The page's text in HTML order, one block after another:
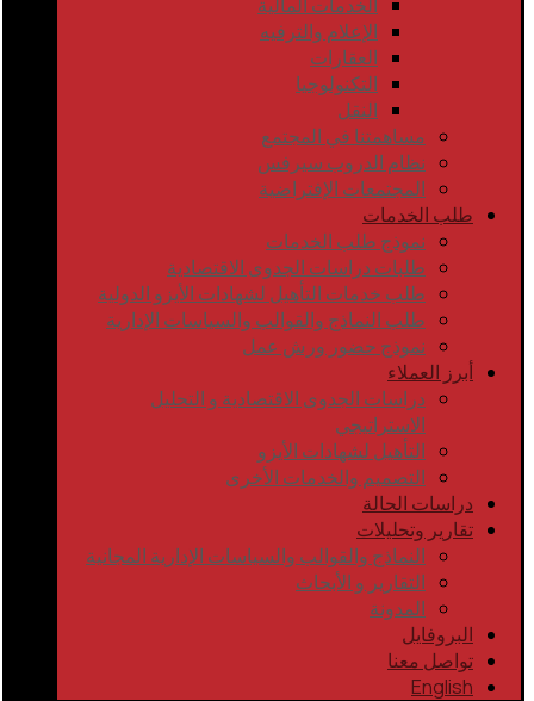
الإعلام والترفيه
العقارات
التكنولوجيا
النقل
مساهمتنا في المجتمع
نظام الدروب سيرفس
المجتمعات الإفتراضية
طلب الخدمات
نموذج طلب الخدمات
طلبات دراسات الجدوى الاقتصادية
طلب خدمات التأهيل لشهادات الأيزو الدولية
طلب النماذج والقوالب والسياسات الإدارية
نموذج حضور ورش عمل
أبرز العملاء
دراسات الجدوى الاقتصادية و التحليل
الاستراتيجي
التأهيل لشهادات الأيزو
التصميم والخدمات الأخرى
دراسات الحالة
تقارير وتحليلات
النماذج والقوالب والسياسات الإدارية المجانية
التقارير و الأبحاث
المدونة
البروفايل
تواصل معنا
English